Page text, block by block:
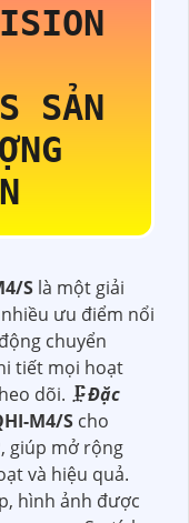
SẢN
S là một giải
ưu điểm nổi
chuyển
tiết mọi hoạt
dõi. 🗜️Đặc
M4/S cho
giúp mở rộng
và hiệu quả.
hình ảnh được